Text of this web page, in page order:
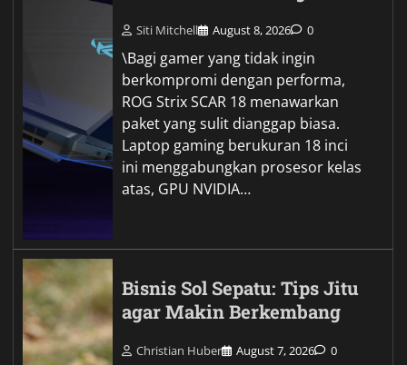
Siti Mitchell August 8, 2026 0
\Bagi gamer yang tidak ingin
berkompromi dengan performa,
ROG Strix SCAR 18 menawarkan
paket yang sulit dianggap biasa.
Laptop gaming berukuran 18 inci
ini menggabungkan prosesor kelas
atas, GPU NVIDIA…
Bisnis Sol Sepatu: Tips Jitu
agar Makin Berkembang
Christian Huber August 7, 2026 0